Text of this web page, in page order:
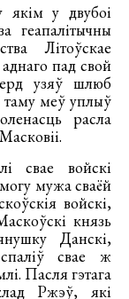
якім у двубоі
геапалітычны
Літоўскае
пад свой
узяў шлюб
таму меў уплыў
расла
свае войскі
мужа сваёй
войскі,
князь
Данскі,
свае ж
Пасля гэтага
Ржэў, які